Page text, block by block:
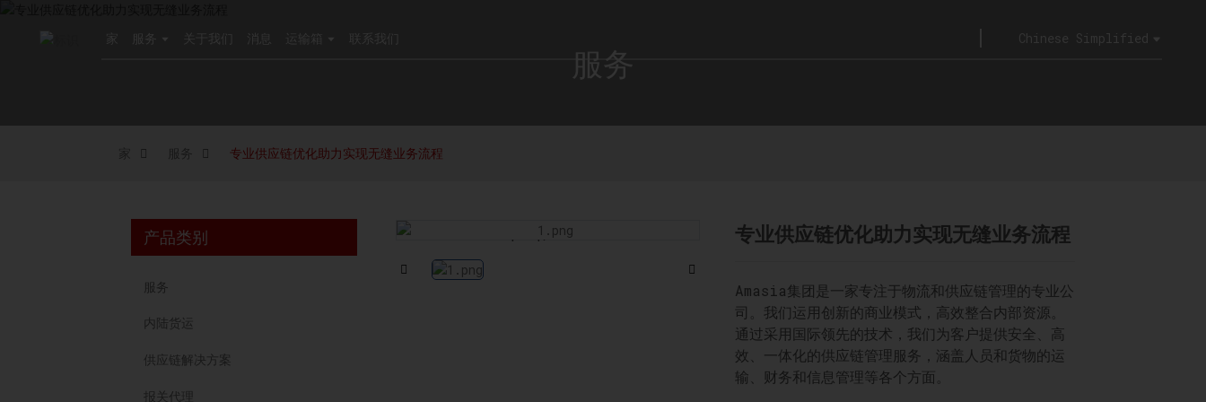
家 服务 关于我们 消息 运输箱 联系我们 Chinese Simplified
服务
家 服务 专业供应链优化助力实现无缝业务流程
产品类别
服务
内陆货运
供应链解决方案
报关代理
Loading...
Loading... 专业供应链优化助力实现无缝业务流程
Amasia集团是一家专注于物流和供应链管理的专业公
司。我们运用创新的商业模式，高效整合内部资源。
通过采用国际领先的技术，我们为客户提供安全、高
效、一体化的供应链管理服务，涵盖人员和货物的运
输、财务和信息管理等各个方面。